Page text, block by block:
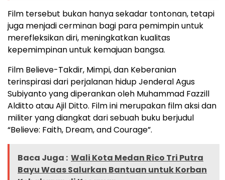
Film tersebut bukan hanya sekadar tontonan, tetapi
juga menjadi cerminan bagi para pemimpin untuk
merefleksikan diri, meningkatkan kualitas
kepemimpinan untuk kemajuan bangsa.
Film Believe-Takdir, Mimpi, dan Keberanian
terinspirasi dari perjalanan hidup Jenderal Agus
Subiyanto yang diperankan oleh Muhammad Fazzill
Alditto atau Ajil Ditto. Film ini merupakan film aksi dan
militer yang diangkat dari sebuah buku berjudul
“Believe: Faith, Dream, and Courage”.
Baca Juga : Wali Kota Medan Rico Tri Putra
Bayu Waas Salurkan Bantuan untuk Korban